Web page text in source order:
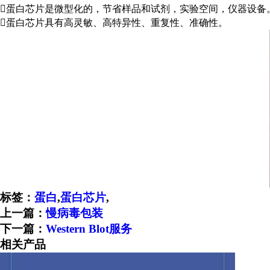
蛋白芯片是微型化的，节省样品和试剂，实验空间，仪器设备
蛋白芯片具有高灵敏、高特异性、重复性、准确性。
标签： 蛋白,蛋白芯片,
上一篇：慢病毒包装
下一篇： Western Blot服务
相关产品